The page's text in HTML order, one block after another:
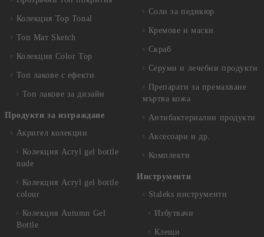
Колекция Top Tonal
Топ Мат Sketch
Колекция Color Top
Топ лакове с ефекти
Топ лакове за дизайн
Продукти за изграждане
Акригел колекции
Колекция Acryl gel bottle
nude
Колекция Acryl gel bottle
colour
Колекция Autumn Gel
Bottle
Соли за педикюр
Кремове и маски
Скраб
Серуми и лечебни продукти
Препарати за премахване
мъртва кожа
Антибактериални продукти
Аксесоари и др.
Комплекти
Инструменти
Staleks инструменти
Избутвачи
Клещи